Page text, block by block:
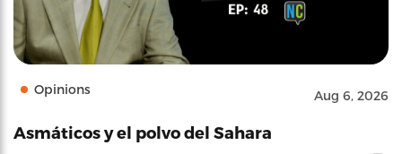
Opinions Aug 6, 2026
Asmáticos y el polvo del Sahara